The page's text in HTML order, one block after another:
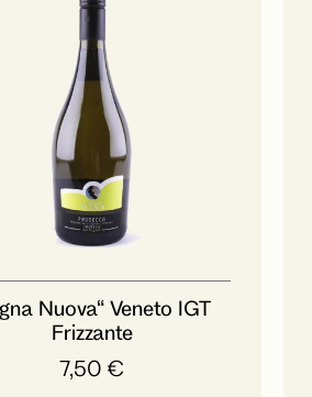
Nuova“ Veneto IGT
Frizzante
7,50€